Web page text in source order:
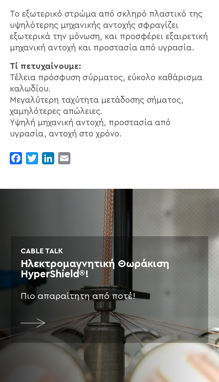
Το εξωτερικό στρώμα από σκληρό πλαστικό της
υψηλότερης μηχανικής αντοχής σφραγίζει
εξωτερικά την μόνωση, και προσφέρει εξαιρετική
μηχανική αντοχή και προστασία από υγρασία.
Τί πετυχαίνουμε:
Τέλεια πρόσφυση σύρματος, εύκολο καθάρισμα
καλωδίου.
Μεγαλύτερη ταχύτητα μετάδοσης σήματος,
χαμηλότερες απώλειες.
Υψηλή μηχανική αντοχή, προστασία από
υγρασία, αντοχή στο χρόνο.
Facebook
TwitterLinkedIn
CABLE TALK
Ηλεκτρομαγνητική Θωράκιση
HyperShield®!
Πιο απαραίτητη από ποτέ!
More